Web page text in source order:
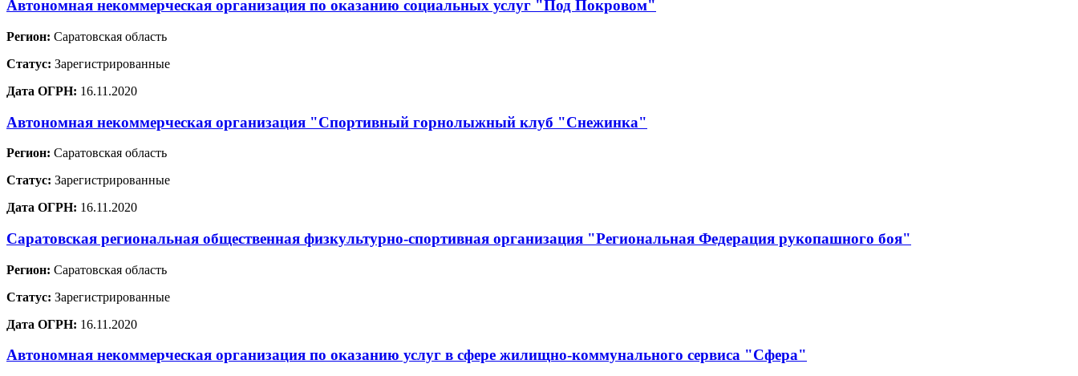
Автономная некоммерческая организация по оказанию социальных услуг "Под Покровом"
Регион: Саратовская область
Статус: Зарегистрированные
Дата ОГРН: 16.11.2020
Автономная некоммерческая организация "Спортивный горнолыжный клуб "Снежинка"
Регион: Саратовская область
Статус: Зарегистрированные
Дата ОГРН: 16.11.2020
Саратовская региональная общественная физкультурно-спортивная организация "Региональная Федерация рукопашного боя"
Регион: Саратовская область
Статус: Зарегистрированные
Дата ОГРН: 16.11.2020
Автономная некоммерческая организация по оказанию услуг в сфере жилищно-коммунального сервиса "Сфера"